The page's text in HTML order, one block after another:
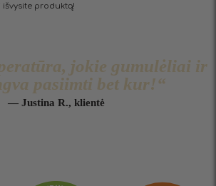
išvysite produktą!
jokie gumulėliai ir
pasiimti bet kur!“
— Justina R., klientė